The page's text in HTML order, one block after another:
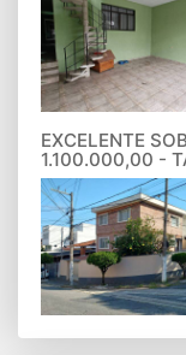
EXCELENTE
1.100.000,00 -